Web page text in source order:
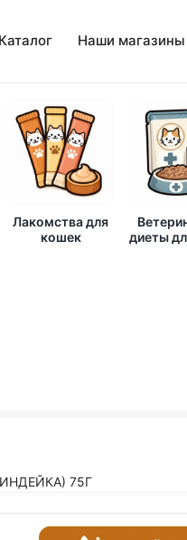
Каталог Наши магазины
Лакомства для
кошек
диеты
75Г